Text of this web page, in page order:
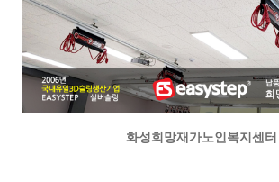
화성희망재가노인복지센터